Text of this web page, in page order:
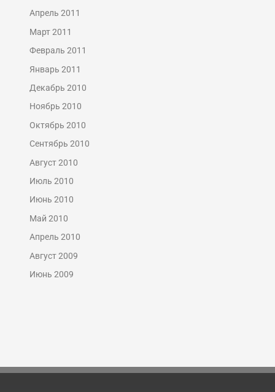
Апрель 2011
Март 2011
Февраль 2011
Январь 2011
Декабрь 2010
Ноябрь 2010
Октябрь 2010
Сентябрь 2010
Август 2010
Июль 2010
Июнь 2010
Май 2010
Апрель 2010
Август 2009
Июнь 2009